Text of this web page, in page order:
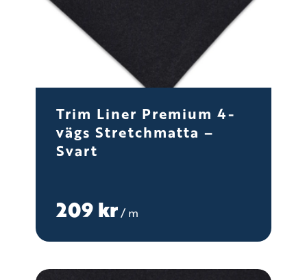
Trim Liner Premium 4-
vägs Stretchmatta –
Svart
209kr/ m